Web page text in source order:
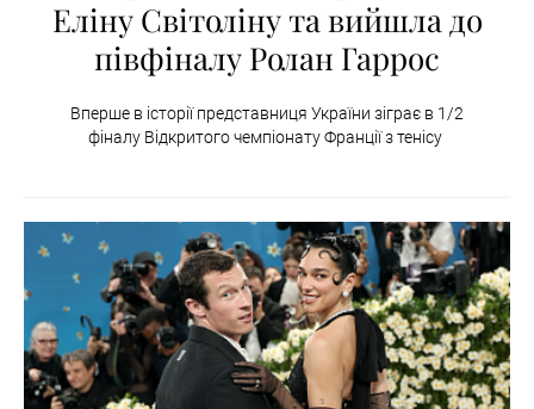
Еліну Світоліну та вийшла до
півфіналу Ролан Гаррос
Вперше в історії представниця України зіграє в 1/2
фіналу Відкритого чемпіонату Франції з тенісу